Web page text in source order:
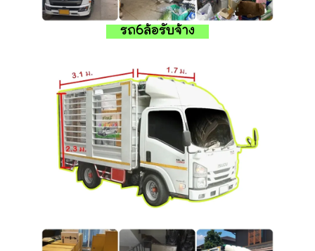
รถ6ล้อรับจ้าง